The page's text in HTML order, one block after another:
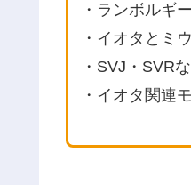
・ランボルギ
・イオタとミ
・SVJ・SVR
・イオタ関連